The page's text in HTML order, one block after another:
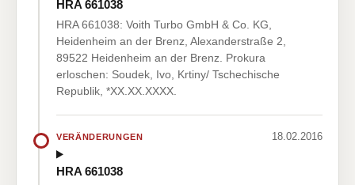
HRA 661038
HRA 661038: Voith Turbo GmbH & Co. KG,
Heidenheim an der Brenz, Alexanderstraße 2,
89522 Heidenheim an der Brenz. Prokura
erloschen: Soudek, Ivo, Krtiny/ Tschechische
Republik, *XX.XX.XXXX.
VERÄNDERUNGEN 18.02.2016
HRA 661038